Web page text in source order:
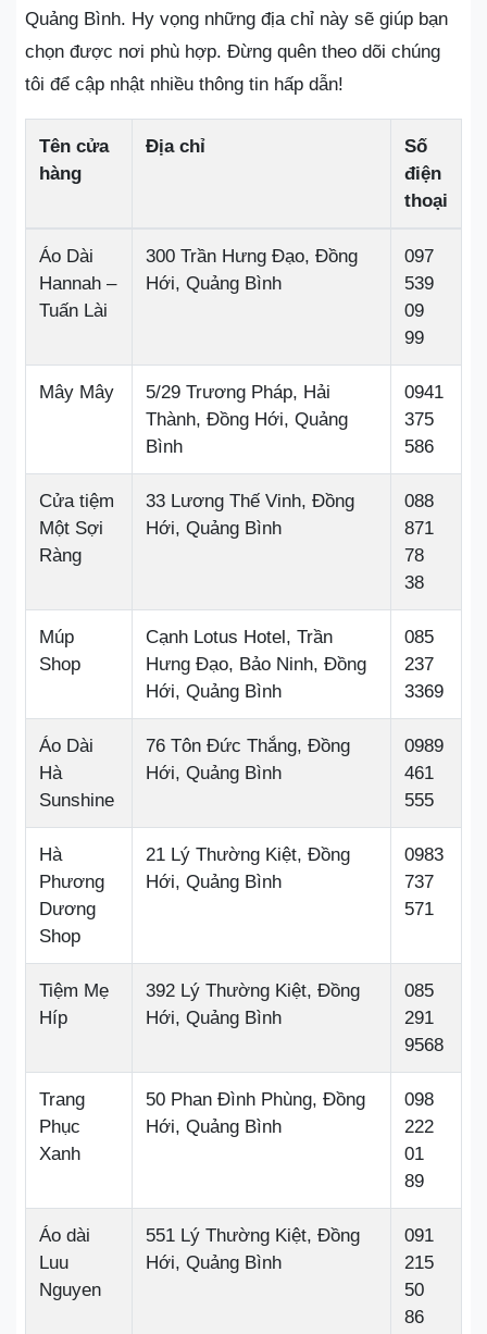
Quảng Bình. Hy vọng những địa chỉ này sẽ giúp bạn
chọn được nơi phù hợp. Đừng quên theo dõi chúng
tôi để cập nhật nhiều thông tin hấp dẫn!
Tên cửa
hàng
Địa chỉ
Số
điện
thoại
Áo Dài
Hannah –
Tuấn Lài
300 Trần Hưng Đạo, Đồng
Hới, Quảng Bình
097
539
09
99
Mây Mây
5/29 Trương Pháp, Hải
Thành, Đồng Hới, Quảng
Bình
0941
375
586
Cửa tiệm
Một Sợi
Ràng
33 Lương Thế Vinh, Đồng
Hới, Quảng Bình
088
871
78
38
Múp
Shop
Cạnh Lotus Hotel, Trần
Hưng Đạo, Bảo Ninh, Đồng
Hới, Quảng Bình
085
237
3369
Áo Dài
Hà
Sunshine
76 Tôn Đức Thắng, Đồng
Hới, Quảng Bình
0989
461
555
Hà
Phương
Dương
Shop
21 Lý Thường Kiệt, Đồng
Hới, Quảng Bình
0983
737
571
Tiệm Mẹ
Híp
392 Lý Thường Kiệt, Đồng
Hới, Quảng Bình
085
291
9568
Trang
Phục
Xanh
50 Phan Đình Phùng, Đồng
Hới, Quảng Bình
098
222
01
89
Áo dài
Luu
Nguyen
551 Lý Thường Kiệt, Đồng
Hới, Quảng Bình
091
215
50
86